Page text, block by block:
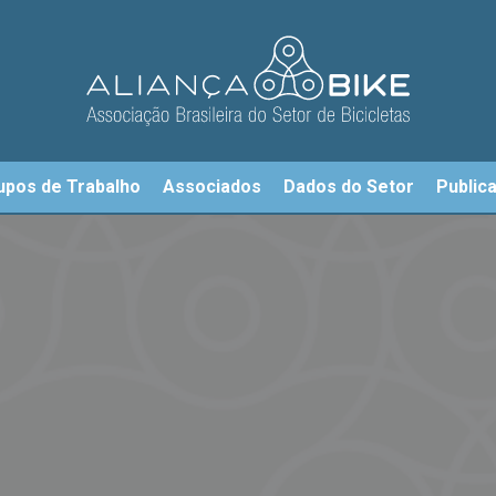
de Trabalho Associados Dados do Setor